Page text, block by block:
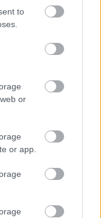
to
or
or app.
ki az esőbe